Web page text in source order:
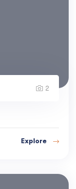
2
Explore